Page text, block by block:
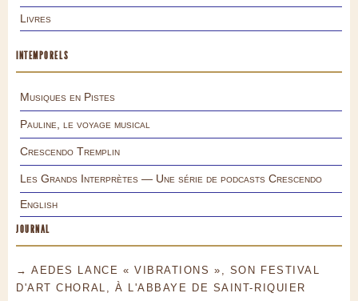
Livres
INTEMPORELS
Musiques en Pistes
Pauline, le voyage musical
Crescendo Tremplin
Les Grands Interprètes — Une série de podcasts Crescendo
English
JOURNAL
→ AEDES LANCE « VIBRATIONS », SON FESTIVAL
D'ART CHORAL, À L'ABBAYE DE SAINT-RIQUIER